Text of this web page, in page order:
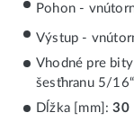
Pohon -
Výstup -
Vhodné pre
šesťhranu 5/
Dĺžka [mm]:30